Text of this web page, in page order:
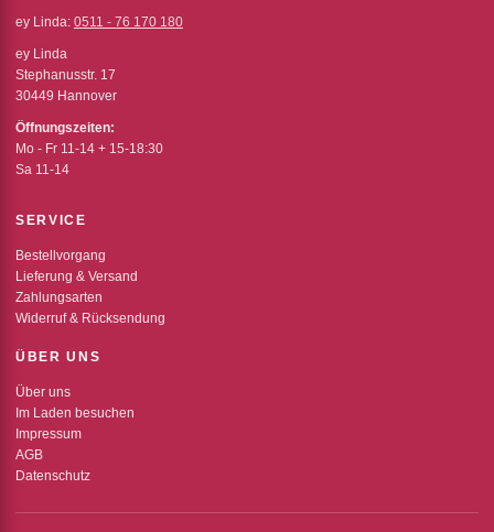
ey Linda: 0511 - 76 170 180
ey Linda
Stephanusstr. 17
30449 Hannover
Öffnungszeiten:
Mo - Fr 11-14 + 15-18:30
Sa 11-14
SERVICE
Bestellvorgang
Lieferung & Versand
Zahlungsarten
Widerruf & Rücksendung
ÜBER UNS
Über uns
Im Laden besuchen
Impressum
AGB
Datenschutz